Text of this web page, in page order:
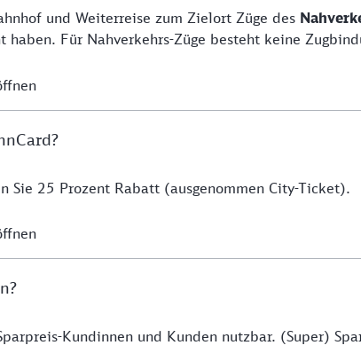
und Weiterreise zum Zielort Züge des
haben. Für Nahverkehrs-Züge besteht keine
Sie 25 Prozent Rabatt (ausgenommen City-Ticket).
Kundinnen und Kunden nutzbar. (Super)